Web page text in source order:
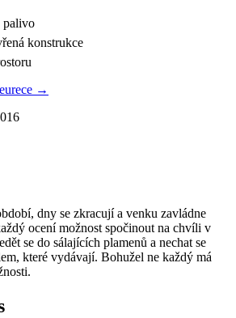
palivo
konstrukce
→
dny se zkracují a venku zavládne
ocení možnost spočinout na chvíli v
se do sálajících plamenů a nechat se
které vydávají. Bohužel ne každý má